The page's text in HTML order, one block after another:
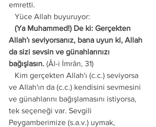
emretti.
   Yüce Allah buyuruyor:
Allah'ı seviyorsanız, bana uyun ki, Allah
da sizi sevsin ve günahlarınızı
bağışlasın. (Âl-i İmrân, 31)
ve Allah'ın da (c.c.) kendisini sevmesini
ve günahlarını bağışlamasını istiyorsa,
tek seçeneği var. Sevgili
Peygamberimize (s.a.v.) uymak,